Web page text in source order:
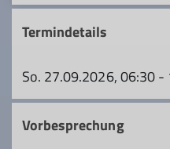
Termindetails
So. 27.09.2026, 06:30 -
Vorbesprechung